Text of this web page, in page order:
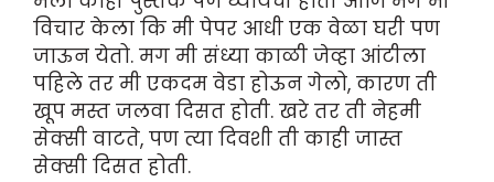
विचार केला कि मी पेपर आधी एक वेळा घरी पण
जाऊन येतो. मग मी संध्या काळी जेव्हा आंटीला
पहिले तर मी एकदम वेडा होऊन गेलो, कारण ती
खूप मस्त जलवा दिसत होती. खरे तर ती नेहमी
सेक्सी वाटते, पण त्या दिवशी ती काही जास्त
सेक्सी दिसत होती.